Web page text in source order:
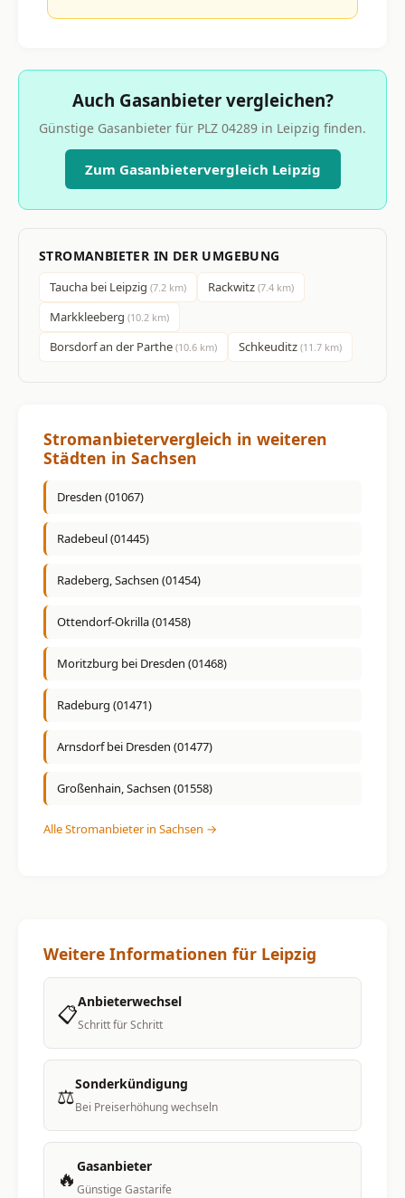
Auch Gasanbieter vergleichen?
Günstige Gasanbieter für PLZ 04289 in Leipzig finden.
Zum Gasanbietervergleich Leipzig
STROMANBIETER IN DER UMGEBUNG
Taucha bei Leipzig (7.2 km) Rackwitz (7.4 km)
Markkleeberg (10.2 km)
Borsdorf an der Parthe (10.6 km) Schkeuditz (11.7 km)
Stromanbietervergleich in weiteren
Städten in Sachsen
Dresden (01067)
Radebeul (01445)
Radeberg, Sachsen (01454)
Ottendorf-Okrilla (01458)
Moritzburg bei Dresden (01468)
Radeburg (01471)
Arnsdorf bei Dresden (01477)
Großenhain, Sachsen (01558)
Alle Stromanbieter in Sachsen →
Weitere Informationen für Leipzig
📋Anbieterwechsel
Schritt für Schritt
⚖️Sonderkündigung
Bei Preiserhöhung wechseln
🔥 Gasanbieter
Günstige Gastarife